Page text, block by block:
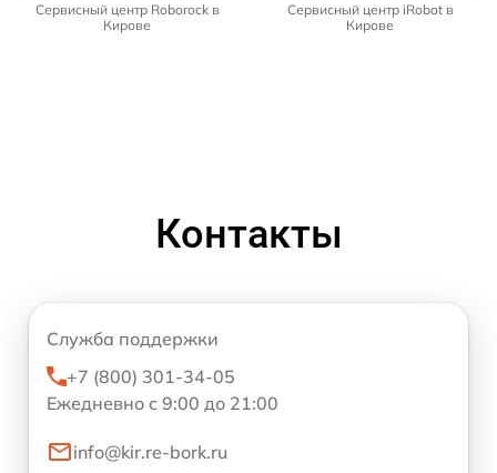
Сервисный центр Roborock в
Кирове
Сервисный центр iRobot в
Кирове
Контакты
Служба поддержки
+7 (800) 301-34-05
Ежедневно с 9:00 до 21:00
info@kir.re-bork.ru